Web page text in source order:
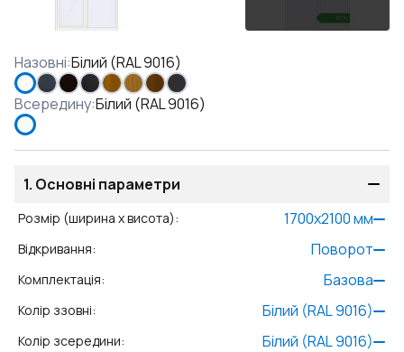
Назовні:Білий (RAL 9016)
Всередину:Білий (RAL 9016)
1. Основні параметри
Розмір (ширина x висота): 1700x2100мм
Відкривання: Поворот
Комплектація: Базова
Колір ззовні: Білий (RAL 9016)
Колір зсередини: Білий (RAL 9016)